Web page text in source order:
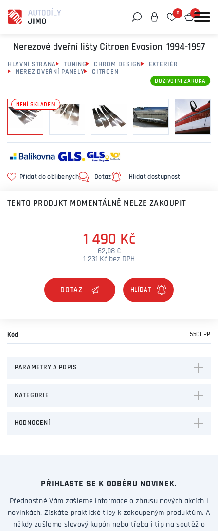
0 0
Nerezové dveřní lišty Citroen Evasion, 1994-1997
HLAVNÍ STRANA TUNING CHROM DESIGN
EXTERIÉR
NEREZ DVEŘNÍ PANELY
CITROEN
NENÍ SKLADEM
DOŽIVOTNÍ ZÁRUKA
Přidat do oblíbených Dotaz Hlídat dostupnost
TENTO PRODUKT MOMENTÁLNĚ NELZE ZAKOUPIT
1 490 Kč
62,08 €
1 231 Kč bez DPH
DOTAZ
Kód 550LPP
PARAMETRY A POPIS
KATEGORIE
HODNOCENÍ
PŘIHLASTE SE K ODBĚRU NOVINEK.
Přednostně Vám zašleme informace o zbrusu nových akcích i
novinkách. Získáte praktické tipy k zakoupeným produktům. A
někdy zašleme slevový kupón nebo třeba i tip na soutěž o
Můžeme vám pomoci něco najít?